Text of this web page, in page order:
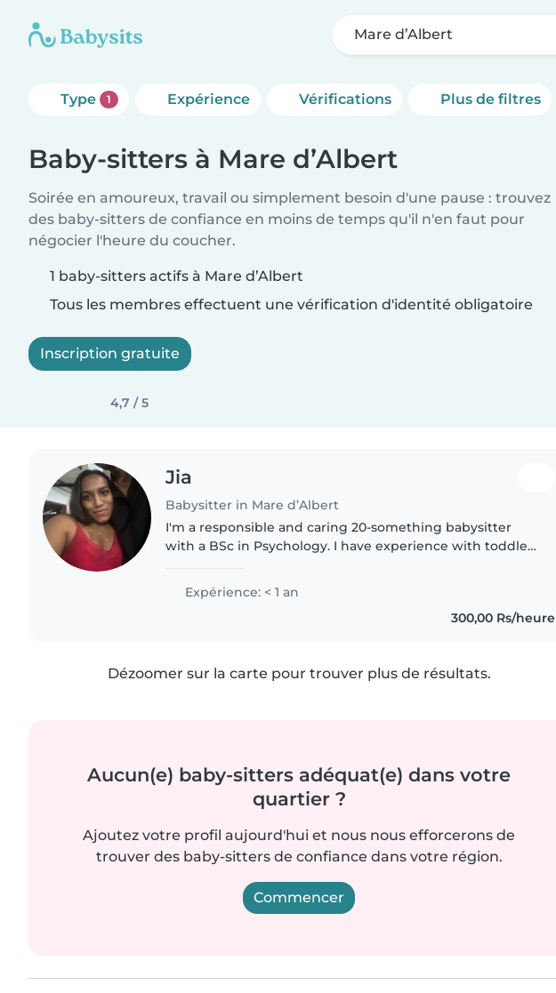
Mare d’Albert
Type 1 Expérience Vérifications Plus de filtres
Baby-sitters à Mare d’Albert
Soirée en amoureux, travail ou simplement besoin d'une pause : trouvez
des baby-sitters de confiance en moins de temps qu'il n'en faut pour
négocier l'heure du coucher.
1 baby-sitters actifs à Mare d’Albert
Tous les membres effectuent une vérification d'identité obligatoire
Inscription gratuite
4,7 / 5
Jia
Babysitter in Mare d’Albert
I'm a responsible and caring 20-something babysitter
with a BSc in Psychology. I have experience with toddlers
and games. I'm..
Expérience: < 1 an
300,00 Rs/heure
Dézoomer sur la carte pour trouver plus de résultats.
Aucun(e) baby-sitters adéquat(e) dans votre
quartier ?
Ajoutez votre profil aujourd'hui et nous nous efforcerons de
trouver des baby-sitters de confiance dans votre région.
Commencer